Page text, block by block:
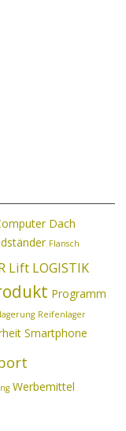
Dach
Flansch
Lift LOGISTIK
Programm
Reifenlager
Smartphone
Werbemittel